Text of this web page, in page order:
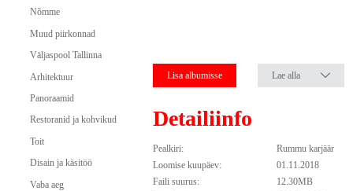
Nõmme
Muud piirkonnad
Väljaspool Tallinna
Arhitektuur
Panoraamid
Restoranid ja kohvikud
Toit
Disain ja käsitöö
Vaba aeg
Lisa albumisse Lae alla
Detailiinfo
Pealkiri:
Rummu karjäär
Loomise kuupäev:
01.11.2018
Faili suurus:
12.30MB